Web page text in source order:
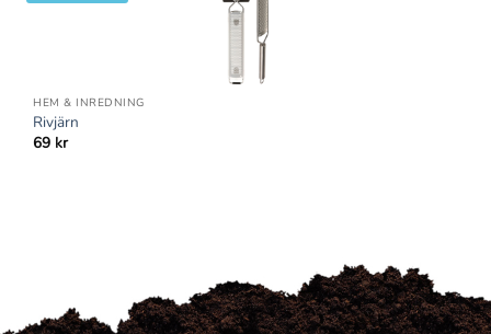
HEM & INREDNING
Rivjärn
69 kr